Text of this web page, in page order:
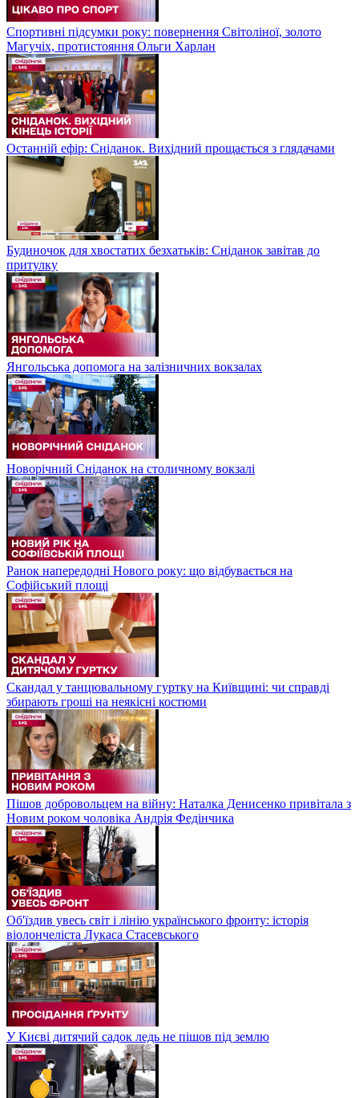
Спортивні підсумки року: повернення Світоліної, золото
Магучіх, протистояння Ольги Харлан
Останній ефір: Сніданок. Вихідний прощається з глядачами
Будиночок для хвостатих безхатьків: Сніданок завітав до
притулку
Янгольська допомога на залізничних вокзалах
Новорічний Сніданок на столичному вокзалі
Ранок напередодні Нового року: що відбувається на
Софійський площі
Скандал у танцювальному гуртку на Київщині: чи справді
збирають гроші на неякісні костюми
Пішов добровольцем на війну: Наталка Денисенко привітала з
Новим роком чоловіка Андрія Федінчика
Об'їздив увесь світ і лінію українського фронту: історія
віолончеліста Лукаса Стасевського
У Києві дитячий садок ледь не пішов під землю